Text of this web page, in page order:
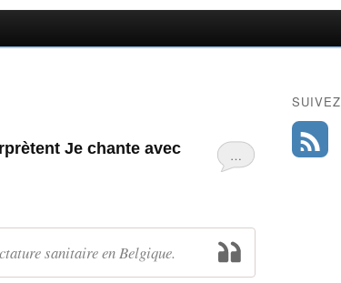
…
Je chante avec
sanitaire en Belgique.